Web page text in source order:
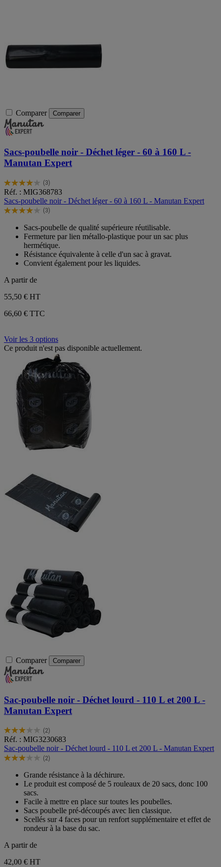
Comparer Comparer
Sacs-poubelle noir - Déchet léger - 60 à 160 L -
Manutan Expert
(3)
4.0
sur
5
étoiles.
avis
Réf. : MIG368783
Sacs-poubelle noir - Déchet léger - 60 à 160 L - Manutan Expert
(3)
4.0
étoiles.
Sacs-poubelle de qualité supérieure réutilisable.
Fermeture par lien métallo-plastique pour un sac plus
hermétique.
Résistance équivalente à celle d'un sac à gravat.
Convient également pour les liquides.
A partir de
55,50 € HT
66,60 € TTC
Voir les 3 options
Ce produit n'est pas disponible actuellement.
Comparer Comparer
Sac-poubelle noir - Déchet lourd - 110 L et 200 L -
Manutan Expert
(2)
3.0
sur
5
étoiles.
avis
Réf. : MIG3230683
Sac-poubelle noir - Déchet lourd - 110 L et 200 L - Manutan Expert
(2)
3.0
étoiles.
Grande résistance à la déchirure.
Le produit est composé de 5 rouleaux de 20 sacs, donc 100
sacs.
Facile à mettre en place sur toutes les poubelles.
Sacs poubelle pré-découpés avec lien classique.
Scellés sur 4 faces pour un renfort supplémentaire et effet de
rondeur à la base du sac.
A partir de
42,00 € HT